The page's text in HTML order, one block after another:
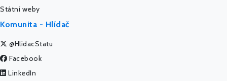
Státní weby
Komunita - Hlídač
@HlidacStatu
Facebook
LinkedIn